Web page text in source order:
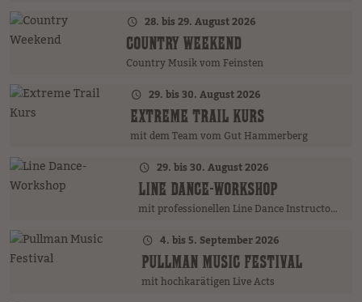
28. bis 29. August 2026
COUNTRY WEEKEND
Country Musik vom Feinsten
29. bis 30. August 2026
EXTREME TRAIL KURS
mit dem Team vom Gut Hammerberg
29. bis 30. August 2026
LINE DANCE-WORKSHOP
mit professionellen Line Dance Instructors
4. bis 5. September 2026
PULLMAN MUSIC FESTIVAL
mit hochkarätigen Live Acts